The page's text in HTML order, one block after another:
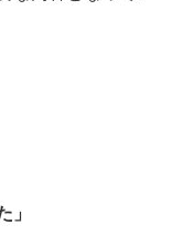
」